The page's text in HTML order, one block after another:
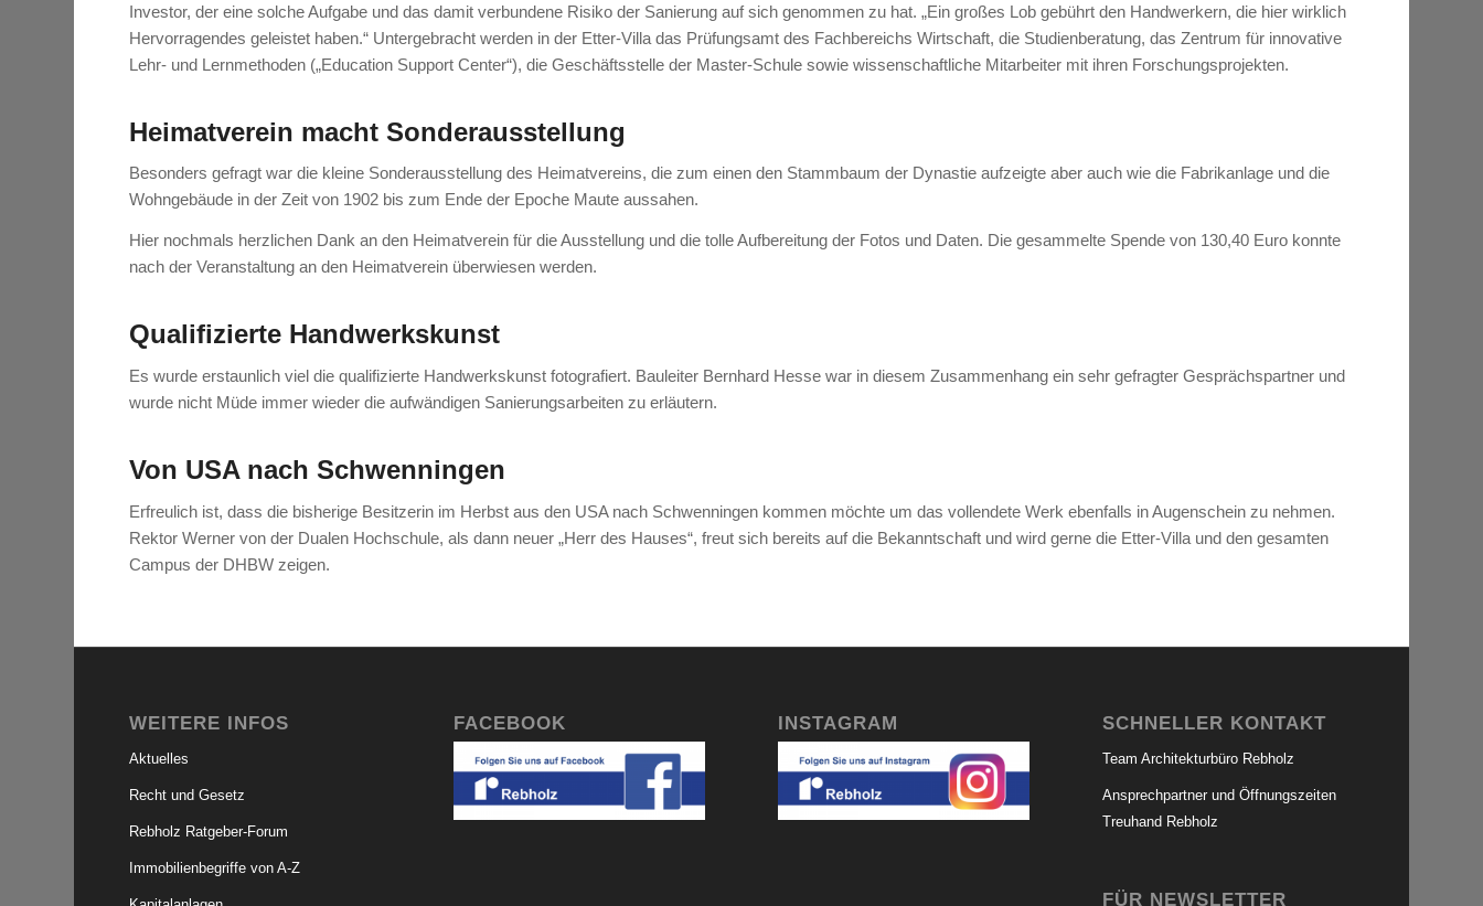
Investor, der eine solche Aufgabe und das damit verbundene Risiko der Sanierung auf sich genommen zu hat. „Ein großes Lob gebührt den Handwerkern, die hier wirklich
Hervorragendes geleistet haben.“ Untergebracht werden in der Etter-Villa das Prüfungsamt des Fachbereichs Wirtschaft, die Studienberatung, das Zentrum für innovative
Lehr- und Lernmethoden („Education Support Center“), die Geschäftsstelle der Master-Schule sowie wissenschaftliche Mitarbeiter mit ihren Forschungsprojekten.
Heimatverein macht Sonderausstellung
Besonders gefragt war die kleine Sonderausstellung des Heimatvereins, die zum einen den Stammbaum der Dynastie aufzeigte aber auch wie die Fabrikanlage und die
Wohngebäude in der Zeit von 1902 bis zum Ende der Epoche Maute aussahen.
Hier nochmals herzlichen Dank an den Heimatverein für die Ausstellung und die tolle Aufbereitung der Fotos und Daten. Die gesammelte Spende von 130,40 Euro konnte
nach der Veranstaltung an den Heimatverein überwiesen werden.
Qualifizierte Handwerkskunst
Es wurde erstaunlich viel die qualifizierte Handwerkskunst fotografiert. Bauleiter Bernhard Hesse war in diesem Zusammenhang ein sehr gefragter Gesprächspartner und
wurde nicht Müde immer wieder die aufwändigen Sanierungsarbeiten zu erläutern.
Von USA nach Schwenningen
Erfreulich ist, dass die bisherige Besitzerin im Herbst aus den USA nach Schwenningen kommen möchte um das vollendete Werk ebenfalls in Augenschein zu nehmen.
Rektor Werner von der Dualen Hochschule, als dann neuer „Herr des Hauses“, freut sich bereits auf die Bekanntschaft und wird gerne die Etter-Villa und den gesamten
Campus der DHBW zeigen.
WEITERE INFOS
Aktuelles
Recht und Gesetz
Rebholz Ratgeber-Forum
Immobilienbegriffe von A-Z
FACEBOOK INSTAGRAM SCHNELLER KONTAKT
Team Architekturbüro Rebholz
Ansprechpartner und Öffnungszeiten
Treuhand Rebholz
FÜR NEWSLETTER